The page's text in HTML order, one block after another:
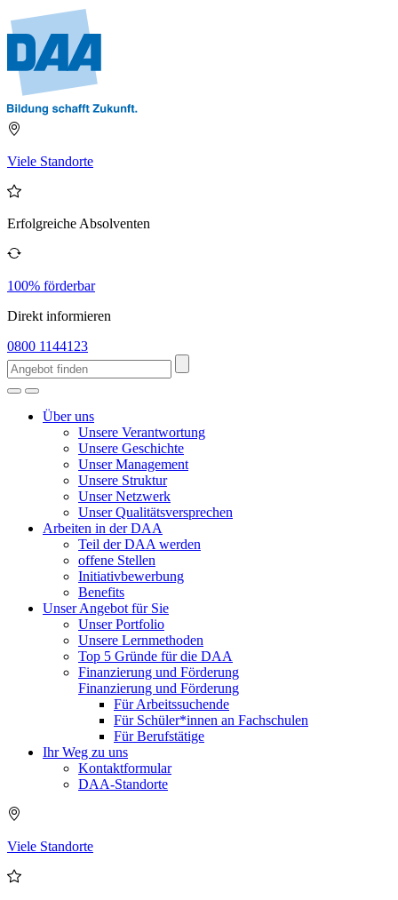
Viele Standorte
Erfolgreiche Absolventen
100% förderbar
Direkt informieren
0800 1144123
Über uns
Unsere Verantwortung
Unsere Geschichte
Unser Management
Unsere Struktur
Unser Netzwerk
Unser Qualitätsversprechen
Arbeiten in der DAA
Teil der DAA werden
offene Stellen
Initiativbewerbung
Benefits
Unser Angebot für Sie
Unser Portfolio
Unsere Lernmethoden
Top 5 Gründe für die DAA
Finanzierung und Förderung
Finanzierung und Förderung
Für Arbeitssuchende
Für Schüler*innen an Fachschulen
Für Berufstätige
Ihr Weg zu uns
Kontaktformular
DAA-Standorte
Viele Standorte